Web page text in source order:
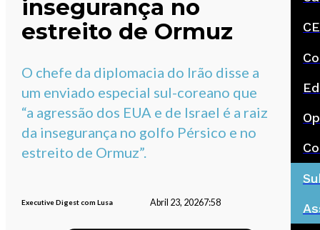
insegurança no
estreito de Ormuz
O chefe da diplomacia do Irão disse a
um enviado especial sul-coreano que
“a agressão dos EUA e de Israel é a raiz
da insegurança no golfo Pérsico e no
estreito de Ormuz”.
Executive Digest com Lusa Abril 23, 20267:58